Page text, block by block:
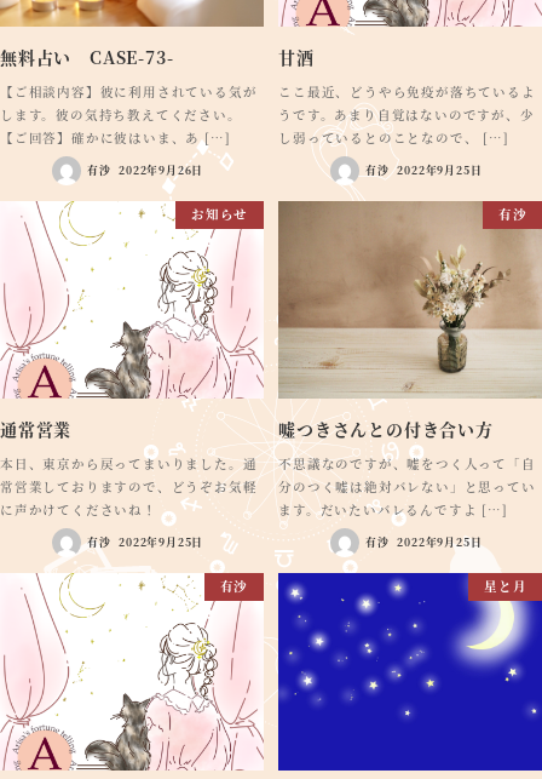
無料占い CASE-73-
【ご相談内容】彼に利用されている気が
します。彼の気持ち教えてください。
【ご回答】確かに彼はいま、あ […]
有沙 2022年9月26日
甘酒
ここ最近、どうやら免疫が落ちているよ
うです。あまり自覚はないのですが、少
し弱っているとのことなので、 […]
有沙 2022年9月25日
お知らせ
通常営業
本日、東京から戻ってまいりました。通
常営業しておりますので、どうぞお気軽
に声かけてくださいね！
有沙 2022年9月25日
有沙
嘘つきさんとの付き合い方
不思議なのですが、嘘をつく人って「自
分のつく嘘は絶対バレない」と思ってい
ます。だいたいバレるんですよ […]
有沙 2022年9月25日
有沙 星と月